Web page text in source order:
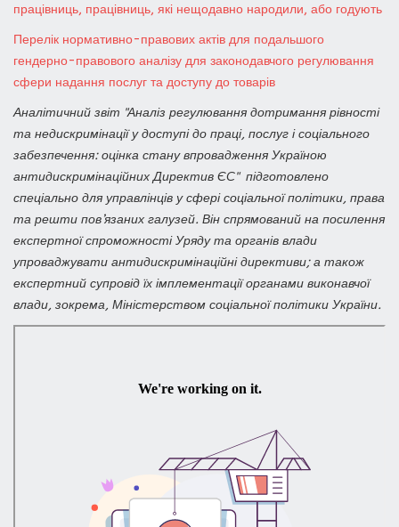
працівниць, працівниць, які нещодавно народили, або годують
Перелік нормативно-правових актів для подальшого
гендерно-правового аналізу для законодавчого регулювання
сфери надання послуг та доступу до товарів
Аналітичний звіт "Аналіз регулювання дотримання рівності
та недискримінації у доступі до праці, послуг і соціального
забезпечення: оцінка стану впровадження Україною
антидискримінаційних Директив ЄС" підготовлено
спеціально для управлінців у сфері соціальної політики, права
та решти пов’язаних галузей. Він спрямований на посилення
експертної спроможності Уряду та органів влади
упроваджувати антидискримінаційні директиви; а також
експертний супровід їх імплементації органами виконавчої
влади, зокрема, Міністерством соціальної політики України.